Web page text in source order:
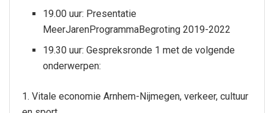
19.00 uur: Presentatie
MeerJarenProgrammaBegroting 2019-2022
19.30 uur: Gespreksronde 1 met de volgende
onderwerpen:
1. Vitale economie Arnhem-Nijmegen, verkeer, cultuur